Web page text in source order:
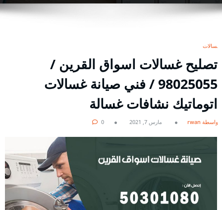
غسالات
تصليح غسالات اسواق القرين /
98025055 / فني صيانة غسالات
اتوماتيك نشافات غسالة
بواسطة rwan مارس 7, 2021 0